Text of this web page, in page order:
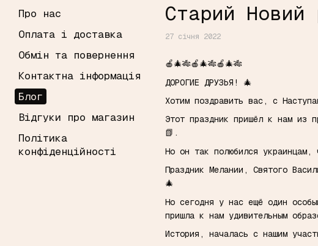
Старий Новий
27 січня 2022
🍎🎄🎋🍎🎄🎋🍎🎄🎋
ДОРОГИЕ ДРУЗЬЯ! 🎄
Хотим поздравить вас, с
Этот праздник пришёл к нам из
📗.
Но он так полюбился
Праздник Мелании, Святого
🎄
Но сегодня у нас ещё один
пришла к нам удивительным
История, началась с нашим
Про нас
Оплата і доставка
Обмін та повернення
Контактна інформація
Блог
Відгуки про магазин
Політика
конфіденційності